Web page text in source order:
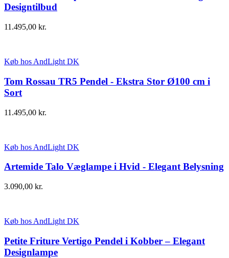
Designtilbud
11.495,00 kr.
Køb hos AndLight DK
Tom Rossau TR5 Pendel - Ekstra Stor Ø100 cm i
Sort
11.495,00 kr.
Køb hos AndLight DK
Artemide Talo Væglampe i Hvid - Elegant Belysning
3.090,00 kr.
Køb hos AndLight DK
Petite Friture Vertigo Pendel i Kobber – Elegant
Designlampe